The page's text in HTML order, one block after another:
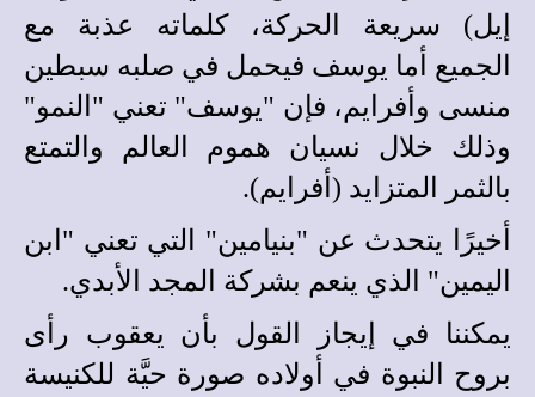
إيل) سريعة الحركة، كلماته عذبة مع
الجميع أما يوسف فيحمل في صلبه سبطين
منسى وأفرايم، فإن "يوسف" تعني "النمو"
وذلك خلال نسيان هموم العالم والتمتع
بالثمر المتزايد (أفرايم).
أخيرًا يتحدث عن "بنيامين" التي تعني "ابن
اليمين" الذي ينعم بشركة المجد الأبدي.
يمكننا في إيجاز القول بأن يعقوب رأى
بروح النبوة في أولاده صورة حيَّة للكنيسة